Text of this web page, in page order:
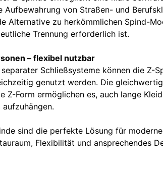
Aufbewahrung von Straßen- und
Alternative zu herkömmlichen Spind-
Trennung erforderlich ist.
– flexibel nutzbar
Schließsysteme können die Z-
genutzt werden. Die
Z-Form ermöglichen es, auch lange
aufzuhängen.
sind die perfekte Lösung für
Flexibilität und ansprechendes